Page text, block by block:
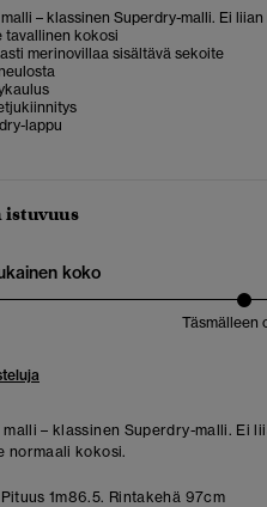
– klassinen Superdry-malli. Ei
tavallinen kokosi
merinovillaa sisältävä sekoite
lappu
istuvuus
koko
Täsmälleen
malli – klassinen Superdry-malli. Ei
normaali kokosi.
Pituus 1m86.5. Rintakehä 97cm